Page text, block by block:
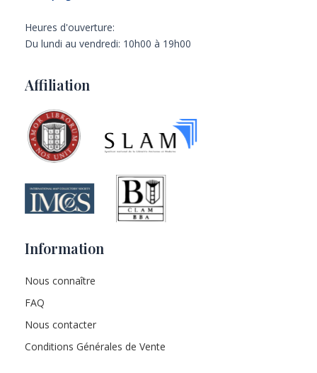
Heures d'ouverture:
Du lundi au vendredi: 10h00 à 19h00
Affiliation
Information
Nous connaître
FAQ
Nous contacter
Conditions Générales de Vente